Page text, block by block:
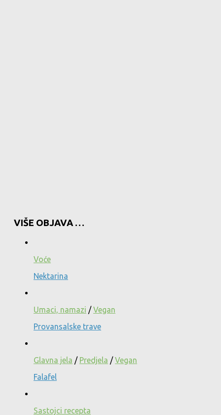
VIŠE OBJAVA …
Voće
Nektarina
Umaci, namazi /Vegan
Provansalske trave
Glavna jela / Predjela /Vegan
Falafel
Sastojci recepta